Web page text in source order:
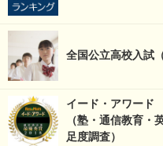
全国公立高校入試
イード・アワード
（塾・通信教育・
足度調査）